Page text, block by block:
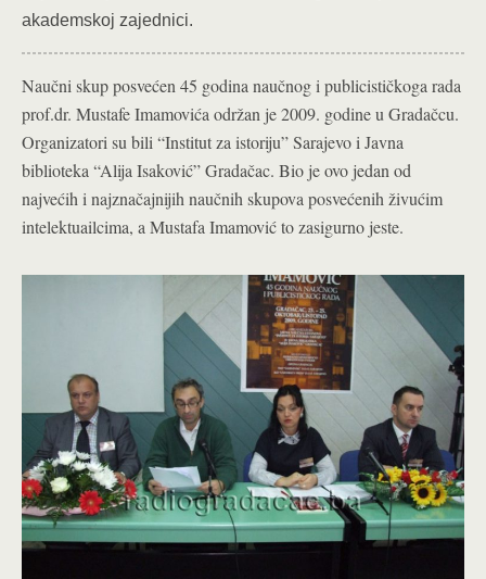
akademskoj zajednici.
Naučni skup posvećen 45 godina naučnog i publicističkoga rada
prof.dr. Mustafe Imamovića održan je 2009. godine u Gradačcu.
Organizatori su bili “Institut za istoriju” Sarajevo i Javna
biblioteka “Alija Isaković” Gradačac. Bio je ovo jedan od
najvećih i najznačajnijih naučnih skupova posvećenih živućim
intelektuailcima, a Mustafa Imamović to zasigurno jeste.